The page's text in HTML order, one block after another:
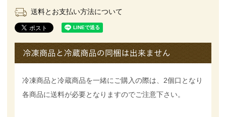
送料とお支払い方法について
冷凍商品と冷蔵商品を一緒にご購入の際は、2個口となり
各商品に送料が必要となりますのでご注意下さい。